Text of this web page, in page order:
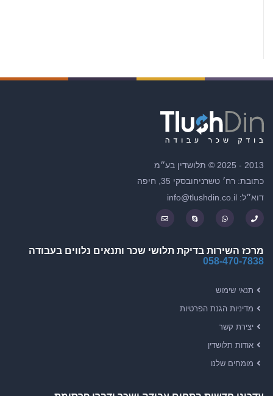
2013 - 2025 © תלושדין בע״מ
כתובת: רח׳ טשרניחובסקי 35, חיפה
דוא״ל: info@tlushdin.co.il
מרכז השירות בדיקת תלושי שכר ותנאים נלווים בעבודה
058-470-7838
תנאי שימוש
מדיניות הגנת הפרטיות
יצירת קשר
אודות תלושדין
מומחים שלנו